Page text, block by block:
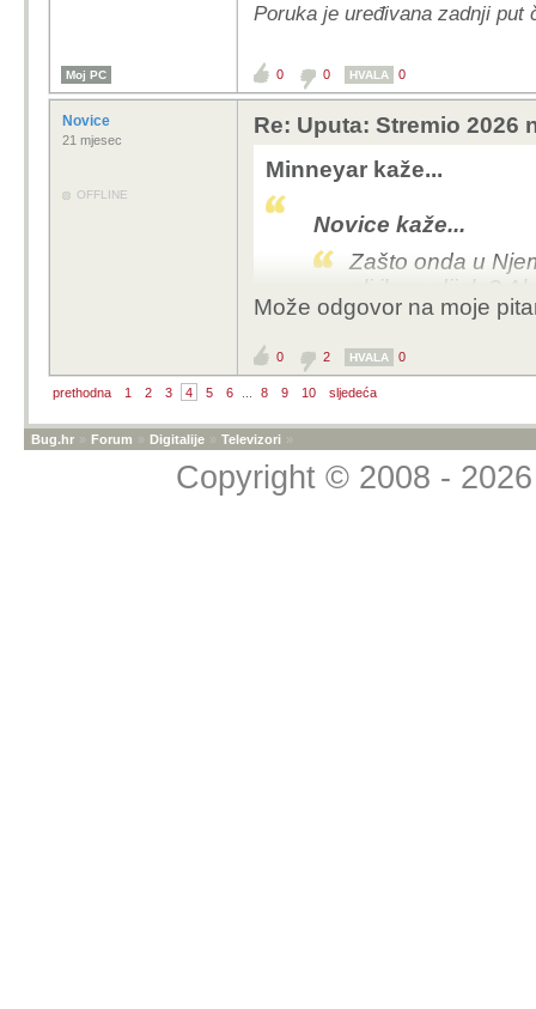
Đaba vama itko
legalno i trebaš
nego isključivo upload.
Uz to ako si super
Netflix, Prime,
DE plače nebi trebao
Poruka je uređivana zadnji put
Moj PC 0 0 HVALA 0
Novice
21 mjesec
OFFLINE
Re: Uputa: Stremio 2026
Minneyar kaže...
Novice kaže...
Zašto onda u
ali ih ne dijele?
Može odgovor na moje
0 2 HVALA 0
prethodna 1 2 3 4 5 6 8 9 10 sljedeća
Bug.hr » Forum » Digitalije » Televizori »
Copyright © 2008 -